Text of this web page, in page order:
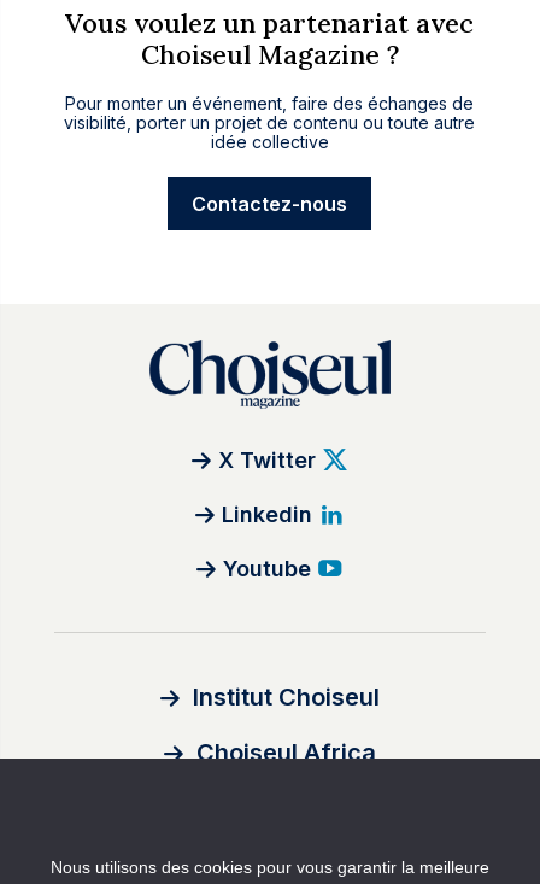
Vous voulez un partenariat avec
Choiseul Magazine ?
Pour monter un événement, faire des échanges de
visibilité, porter un projet de contenu ou toute autre
idée collective
Contactez-nous
X Twitter
Linkedin
Youtube
Institut Choiseul
Choiseul Africa
Nous utilisons des cookies pour vous garantir la meilleure